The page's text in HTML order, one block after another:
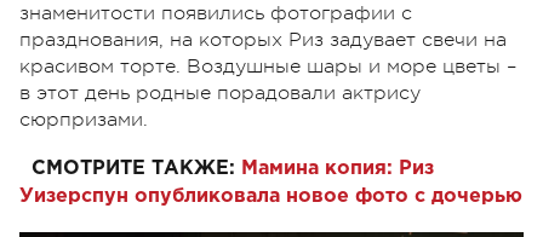
знаменитости появились фотографии с
празднования, на которых Риз задувает свечи на
красивом торте. Воздушные шары и море цветы –
в этот день родные порадовали актрису
сюрпризами.
СМОТРИТЕ ТАКЖЕ: Мамина копия: Риз
Уизерспун опубликовала новое фото с дочерью